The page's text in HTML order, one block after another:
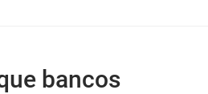
bancos